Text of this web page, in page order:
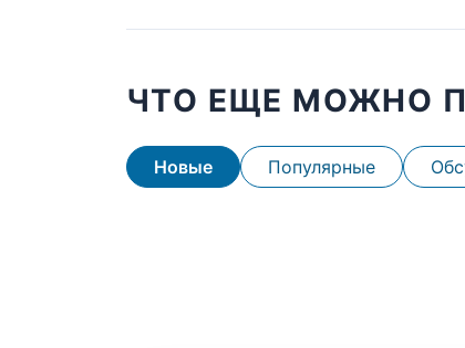
ЧТО ЕЩЕ МОЖНО
Новые Популярные